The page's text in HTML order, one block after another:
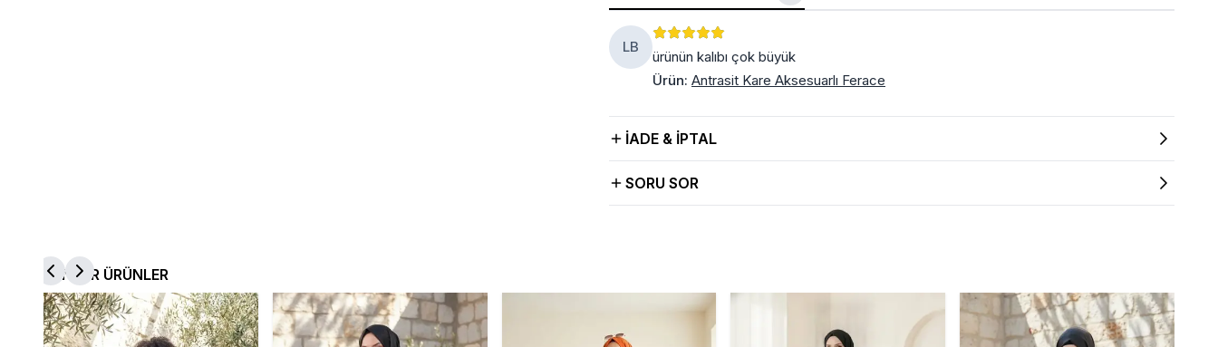
LB
ürünün kalıbı çok büyük
Ürün: Antrasit Kare Aksesuarlı Ferace
İADE & İPTAL
SORU SOR
BENZER ÜRÜNLER